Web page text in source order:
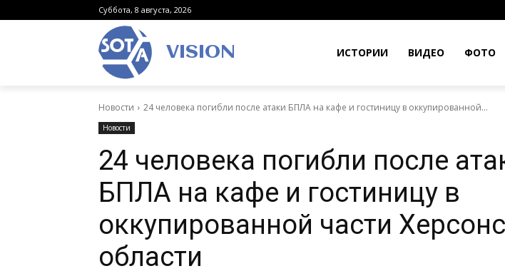
Суббота, 8 августа, 2026
VISION ИСТОРИИ ВИДЕО ФОТО
Новости 24 человека погибли после атаки БПЛА на кафе и гостиницу в оккупированной...
Новости
24 человека погибли после
БПЛА на кафе и гостиницу в
оккупированной части
области